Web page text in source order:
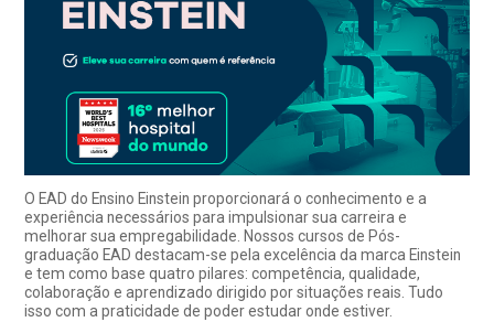
O EAD do Ensino Einstein proporcionará o conhecimento e a
experiência necessários para impulsionar sua carreira e
melhorar sua empregabilidade. Nossos cursos de Pós-
graduação EAD destacam-se pela excelência da marca Einstein
e tem como base quatro pilares: competência, qualidade,
colaboração e aprendizado dirigido por situações reais. Tudo
isso com a praticidade de poder estudar onde estiver.